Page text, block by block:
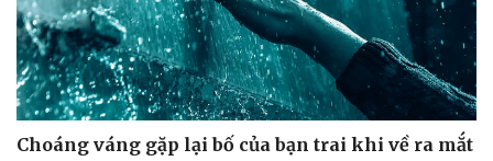
Choáng váng gặp lại bố của bạn trai khi về ra mắt